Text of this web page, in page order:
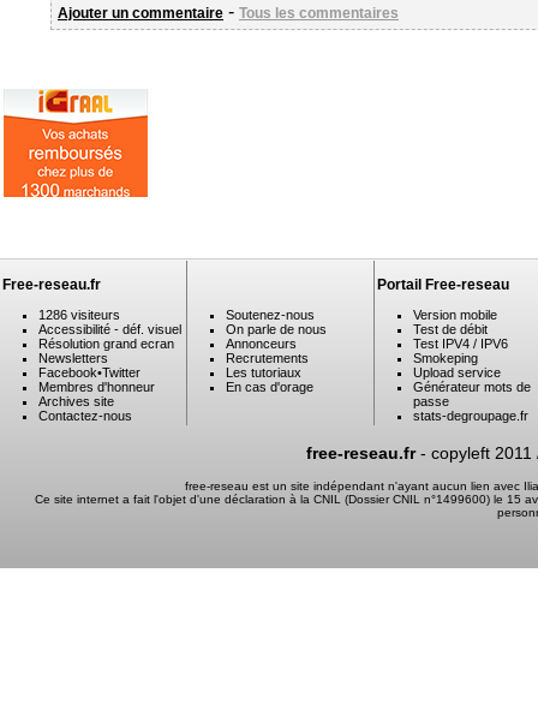
Ajouter un commentaire - Tous les commentaires
Free-reseau.fr
1286 visiteurs
Accessibilité - déf. visuel
Résolution grand ecran
Newsletters
Facebook•Twitter
Membres d'honneur
Archives site
Contactez-nous
Soutenez-nous
On parle de nous
Annonceurs
Recrutements
Les tutoriaux
En cas d'orage
Portail Free-reseau
Version mobile
Test de débit
Test IPV4 / IPV6
Smokeping
Upload service
Générateur mots de
passe
stats-degroupage.fr
free-reseau.fr- copyleft 2011
free-reseau est un site indépendant n'ayant aucun lien avec
Ce site internet a fait l'objet d'une déclaration à la CNIL (Dossier CNIL n°1499600) le 15